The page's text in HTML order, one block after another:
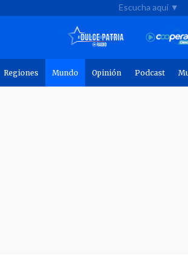
Escucha aquí ▼
Regiones Mundo Opinión Podcast